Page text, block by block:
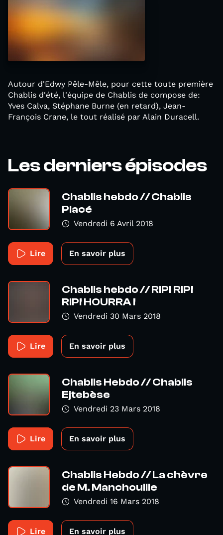
Autour d'Edwy Pêle-Mêle, pour cette toute première
Chablis d'été, l'équipe de Chablis de compose de:
Yves Calva, Stéphane Burne (en retard), Jean-
François Crane, le tout réalisé par Alain Duracell.
Les derniers épisodes
Chablis hebdo // Chablis
Placé
Vendredi 6 Avril 2018
Lire En savoir plus
Chablis hebdo // RIP! RIP!
RIP! HOURRA !
Vendredi 30 Mars 2018
Lire En savoir plus
Chablis Hebdo // Chablis
Ejtebèse
Vendredi 23 Mars 2018
Lire En savoir plus
Chablis Hebdo // La chèvre
de M. Manchouille
Vendredi 16 Mars 2018
Lire En savoir plus